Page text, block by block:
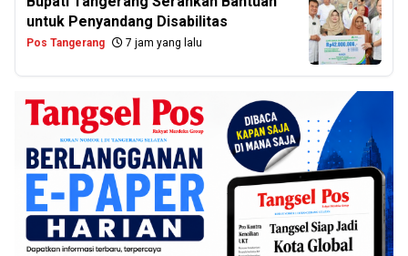
untuk Penyandang Disabilitas
Pos Tangerang 7 jam yang lalu